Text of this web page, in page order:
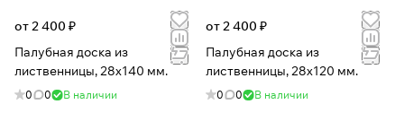
а
и
з
от 2 400 ₽
Палубная доска из
лиственницы, 28x140 мм.
0 0 В наличии
от 2 400 ₽
Палубная доска из
лиственницы, 28x120 мм.
0 0 В наличии